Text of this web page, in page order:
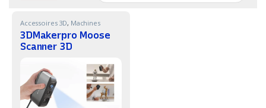
Accessoires 3D, Machines
3DMakerpro Moose
Scanner 3D